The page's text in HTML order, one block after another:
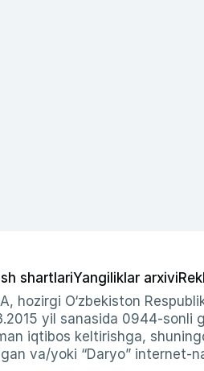
shartlariYangiliklar arxivi
hozirgi O‘zbekiston
yil sanasida 0944-sonli
iqtibos keltirishga,
va/yoki “Daryo” internet-